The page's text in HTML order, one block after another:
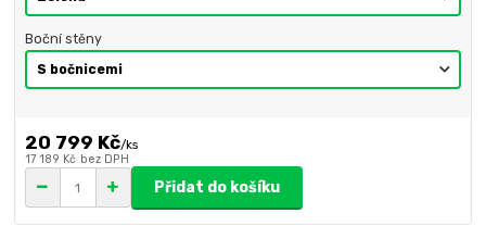
Boční stěny
20 799 Kč/ks
17 189 Kč bez DPH
Přidat do košíku